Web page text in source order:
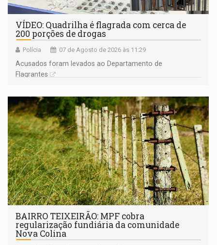
VÍDEO: Quadrilha é flagrada com cerca de
200 porções de drogas
Polícia 07 de Agosto de 2026 às 11:29
Acusados foram levados ao Departamento de
Flagrantes
BAIRRO TEIXEIRÃO: MPF cobra
regularização fundiária da comunidade
Nova Colina